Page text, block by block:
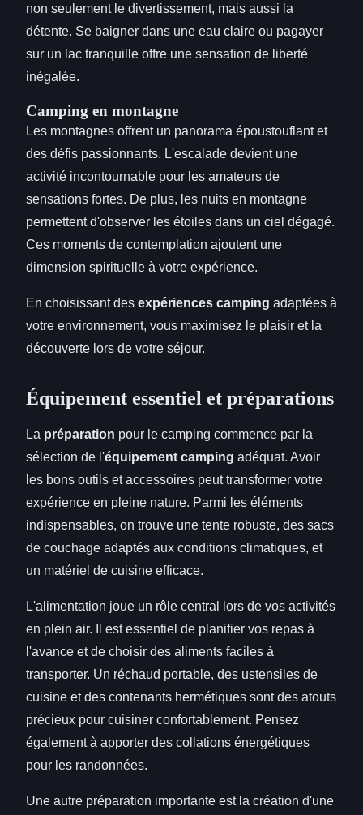
non seulement le divertissement, mais aussi la
détente. Se baigner dans une eau claire ou pagayer
sur un lac tranquille offre une sensation de liberté
inégalée.
Camping en montagne
Les montagnes offrent un panorama époustouflant et
des défis passionnants. L'escalade devient une
activité incontournable pour les amateurs de
sensations fortes. De plus, les nuits en montagne
permettent d'observer les étoiles dans un ciel dégagé.
Ces moments de contemplation ajoutent une
dimension spirituelle à votre expérience.
En choisissant des expériences camping adaptées à
votre environnement, vous maximisez le plaisir et la
découverte lors de votre séjour.
Équipement essentiel et préparations
La préparation pour le camping commence par la
sélection de l'équipement camping adéquat. Avoir
les bons outils et accessoires peut transformer votre
expérience en pleine nature. Parmi les éléments
indispensables, on trouve une tente robuste, des sacs
de couchage adaptés aux conditions climatiques, et
un matériel de cuisine efficace.
L'alimentation joue un rôle central lors de vos activités
en plein air. Il est essentiel de planifier vos repas à
l'avance et de choisir des aliments faciles à
transporter. Un réchaud portable, des ustensiles de
cuisine et des contenants hermétiques sont des atouts
précieux pour cuisiner confortablement. Pensez
également à apporter des collations énergétiques
pour les randonnées.
Une autre préparation importante est la création d'une